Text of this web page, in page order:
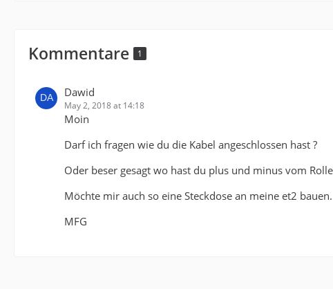
Kommentare 1
Dawid
May 2, 2018 at 14:18
Moin
Darf ich fragen wie du die Kabel angeschlossen hast ?
Oder beser gesagt wo hast du plus und minus vom
Möchte mir auch so eine Steckdose an meine et2 bauen.
MFG